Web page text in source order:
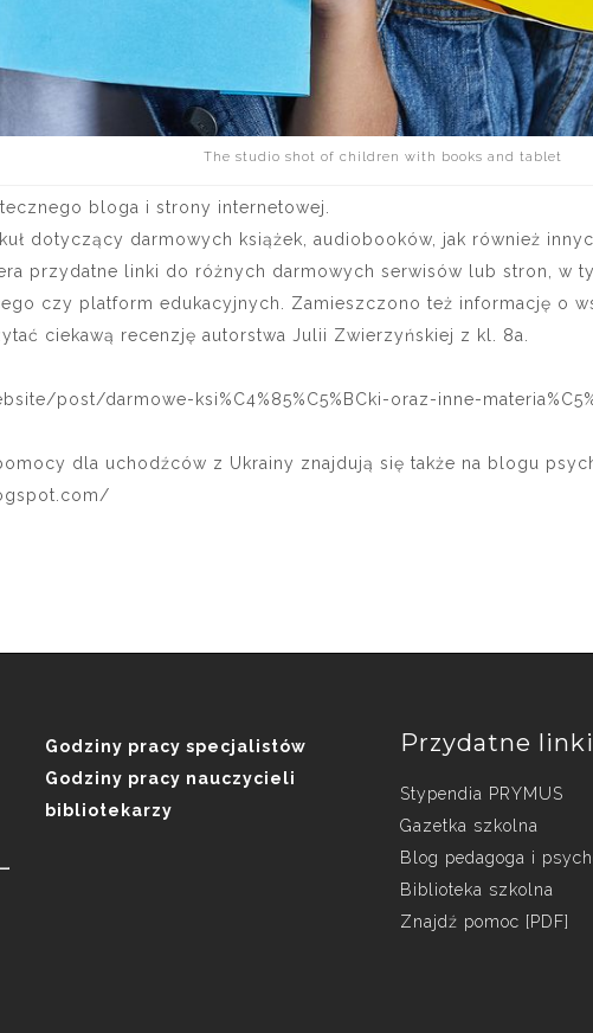
The studio shot of children with books and tablet
bloga i strony internetowej.
dotyczący darmowych książek, audiobooków, jak również
przydatne linki do różnych darmowych serwisów lub stron, w
czy platform edukacyjnych. Zamieszczono też informację o
ciekawą recenzję autorstwa Julii Zwierzyńskiej z kl. 8a.
post/darmowe-ksi%C4%85%C5%BCki-oraz-inne-
dla uchodźców z Ukrainy znajdują się także na blogu
Godziny pracy specjalistów
Godziny pracy nauczycieli
bibliotekarzy
Przydatne linki
Stypendia PRYMUS
Gazetka szkolna
Blog pedagoga i
Biblioteka szkolna
Znajdź pomoc [PDF]